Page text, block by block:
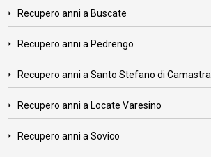
Recupero anni a Buscate
Recupero anni a Pedrengo
Recupero anni a Santo Stefano di Camastra
Recupero anni a Locate Varesino
Recupero anni a Sovico